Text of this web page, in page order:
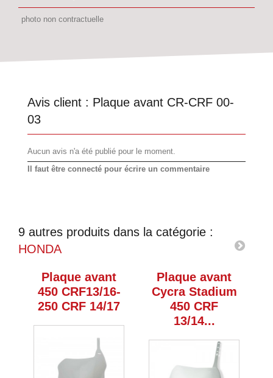
photo non contractuelle
Avis client : Plaque avant CR-CRF 00-
03
Aucun avis n'a été publié pour le moment.
Il faut être connecté pour écrire un commentaire
9 autres produits dans la catégorie :
HONDA
Plaque avant
450 CRF13/16-
250 CRF 14/17
Plaque avant
Cycra Stadium
450 CRF
13/14...